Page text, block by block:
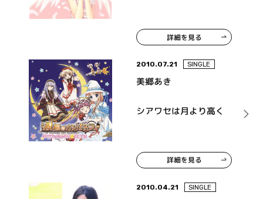
詳細を見る
2010.07.21 SINGLE
美郷あき
シアワセは月より高く
詳細を見る
2010.04.21 SINGLE